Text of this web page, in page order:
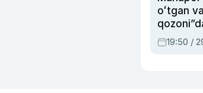
oʻtgan
armiyasi
19:50 /